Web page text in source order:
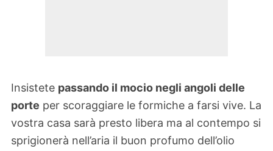
Insistete passando il mocio negli angoli delle
porte per scoraggiare le formiche a farsi vive. La
vostra casa sarà presto libera ma al contempo si
sprigionerà nell’aria il buon profumo dell’olio